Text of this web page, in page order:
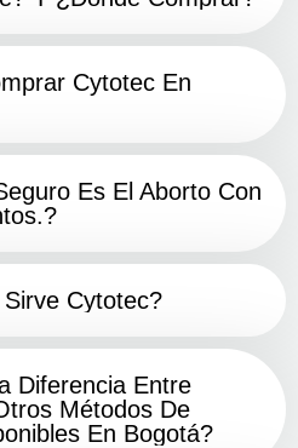
Cytotec En
Es El Aborto Con
Cytotec?
Diferencia Entre
Métodos De
En Bogotá?